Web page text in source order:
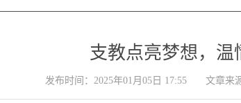
支教点亮梦想，温
发布时间：2025年01月05日 17:55 文章来